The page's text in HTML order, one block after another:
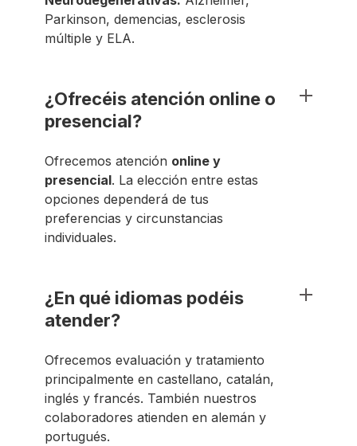
Parkinson, demencias, esclerosis
múltiple y ELA.
¿Ofrecéis atención online o
presencial?
Ofrecemos atención online y
presencial. La elección entre estas
opciones dependerá de tus
preferencias y circunstancias
individuales.
¿En qué idiomas podéis
atender?
Ofrecemos evaluación y tratamiento
principalmente en castellano, catalán,
inglés y francés. También nuestros
colaboradores atienden en alemán y
portugués.